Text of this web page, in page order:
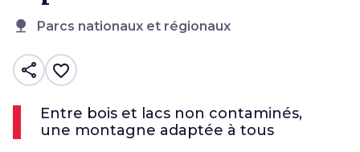
nature Parcs nationaux et régionaux
share favorite_border
Entre bois et lacs non contaminés,
une montagne adaptée à tous